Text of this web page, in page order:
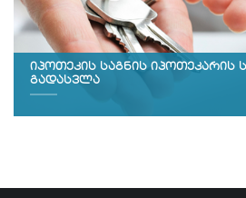
იპოთეკის საგნის იპოთეკარის
გადასვლა